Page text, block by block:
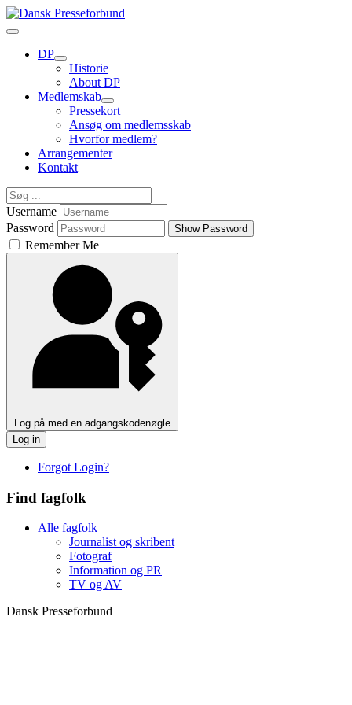
DP
Historie
About DP
Medlemskab
Pressekort
Ansøg om medlemsskab
Hvorfor medlem?
Arrangementer
Kontakt
Username
Password
Show Password
Remember Me
Log på med en adgangskodenøgle
Log in
Forgot Login?
Find fagfolk
Alle fagfolk
Journalist og skribent
Fotograf
Information og PR
TV og AV
Dansk Presseforbund